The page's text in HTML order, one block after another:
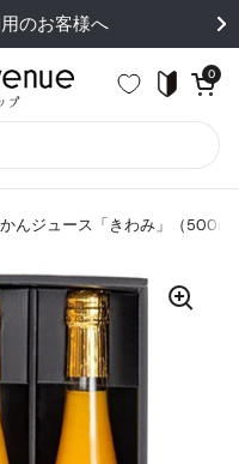
のお客様へ
Open cart
0
んジュース「きわみ」（